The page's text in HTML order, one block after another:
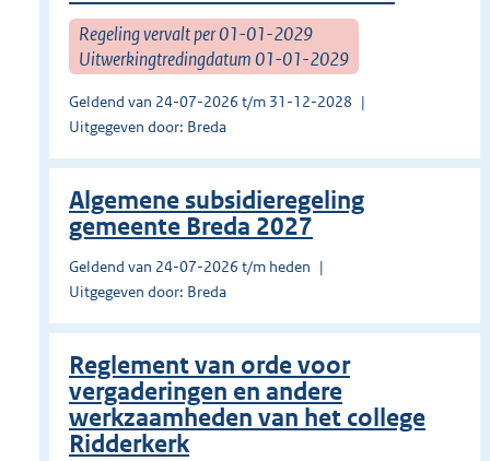
Regeling vervalt per 01-01-2029
Uitwerkingtredingdatum 01-01-2029
Geldend van 24-07-2026 t/m 31-12-2028
Uitgegeven door: Breda
Algemene subsidieregeling
gemeente Breda 2027
Geldend van 24-07-2026 t/m heden
Uitgegeven door: Breda
Reglement van orde voor
vergaderingen en andere
werkzaamheden van het college
Ridderkerk